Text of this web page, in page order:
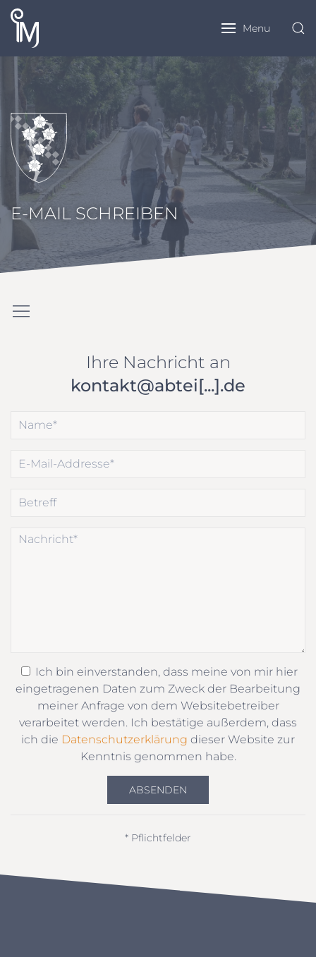
Menu
E-MAIL SCHREIBEN
Ihre Nachricht an
kontakt@abtei[...].de
Ich bin einverstanden, dass meine von mir hier
eingetragenen Daten zum Zweck der Bearbeitung
meiner Anfrage von dem Websitebetreiber
verarbeitet werden. Ich bestätige außerdem, dass
ich die Datenschutzerklärung dieser Website zur
Kenntnis genommen habe.
ABSENDEN
* Pflichtfelder